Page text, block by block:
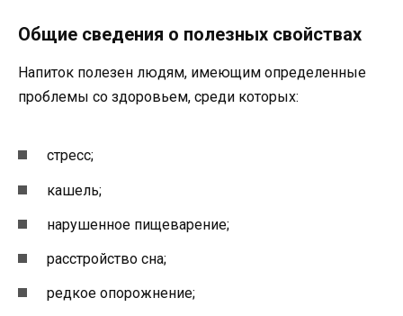
Общие сведения о полезных свойствах
Напиток полезен людям, имеющим определенные
проблемы со здоровьем, среди которых:
стресс;
кашель;
нарушенное пищеварение;
расстройство сна;
редкое опорожнение;